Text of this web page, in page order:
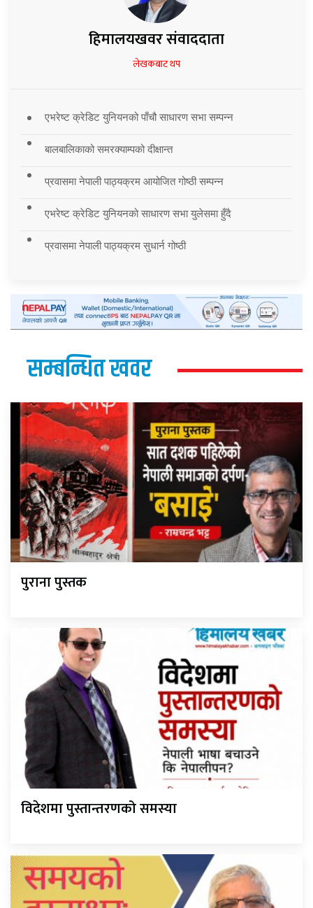
हिमालयखवर संवाददाता
लेखकबाट थप
एभरेष्ट क्रेडिट युनियनको पाँचौ साधारण सभा सम्पन्न
बालबालिकाको समरक्याम्पको दीक्षान्त
प्रवासमा नेपाली पाठ्यक्रम आयोजित गोष्ठी सम्पन्न
एभरेष्ट क्रेडिट युनियनको साधारण सभा युलेसमा हुँदै
प्रवासमा नेपाली पाठ्यक्रम सुधार्न गोष्ठी
सम्बन्धित खवर
पुराना पुस्तक
विदेशमा पुस्तान्तरणको समस्या